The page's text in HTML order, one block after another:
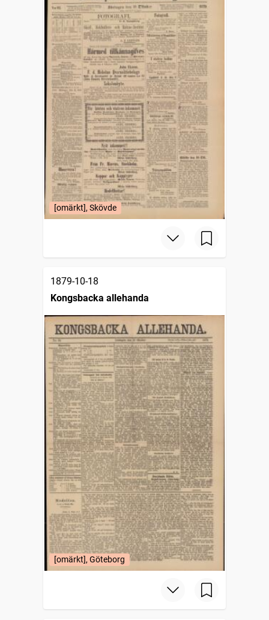
[omärkt], Skövde
1879-10-18
Kongsbacka allehanda
[omärkt], Göteborg